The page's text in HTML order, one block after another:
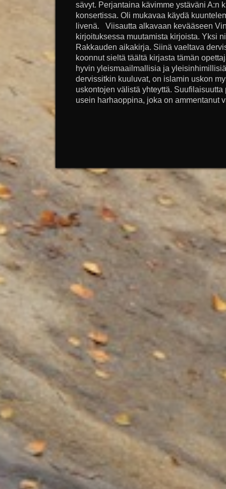
sävyt. Perjantaina kävimme ystäväni A:n
konsertissa. Oli mukavaa käydä
livenä. Viisautta alkavaan kevääseen
kirjoituksessa muutamista kirjoista. Yksi
Rakkauden aikakirja. Siinä vaeltava
koonnut sieltä täältä kirjasta tämän
hyvin yleismaailmallisia ja
dervissitkin kuuluvat, on islamin uskon
uskontojen välistä yhteyttä.
usein harhaoppina, joka on ammentanut